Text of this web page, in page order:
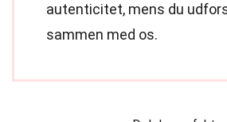
autenticitet, mens du
sammen med os.